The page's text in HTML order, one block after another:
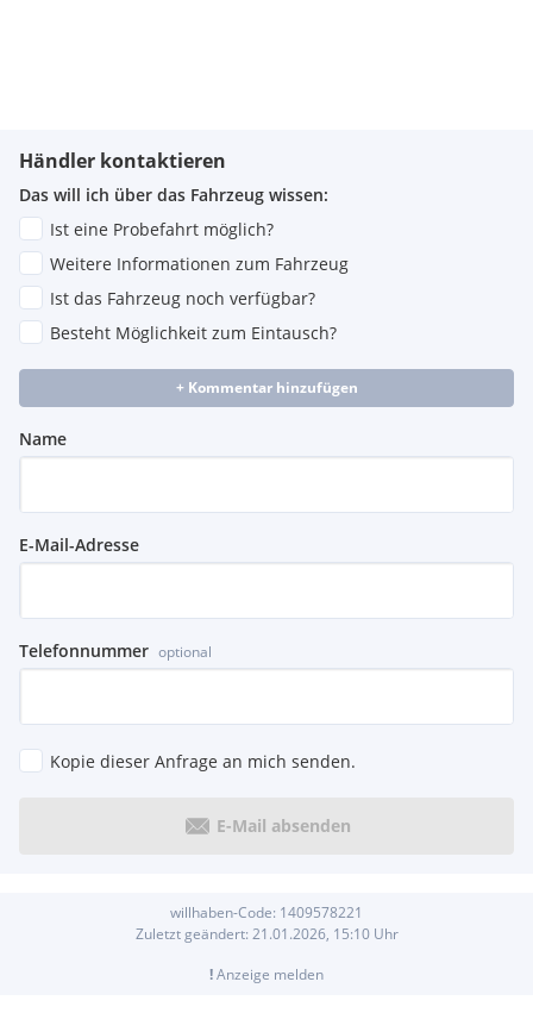
Händler kontaktieren
Das will ich über das Fahrzeug wissen:
Ist eine Probefahrt möglich?
Weitere Informationen zum Fahrzeug
Ist das Fahrzeug noch verfügbar?
Besteht Möglichkeit zum Eintausch?
+ Kommentar hinzufügen
Name
E-Mail-Adresse
Telefonnummer optional
Kopie dieser Anfrage an mich senden.
E-Mail absenden
willhaben-Code: 1409578221
Zuletzt geändert: 21.01.2026, 15:10Uhr
!Anzeige melden